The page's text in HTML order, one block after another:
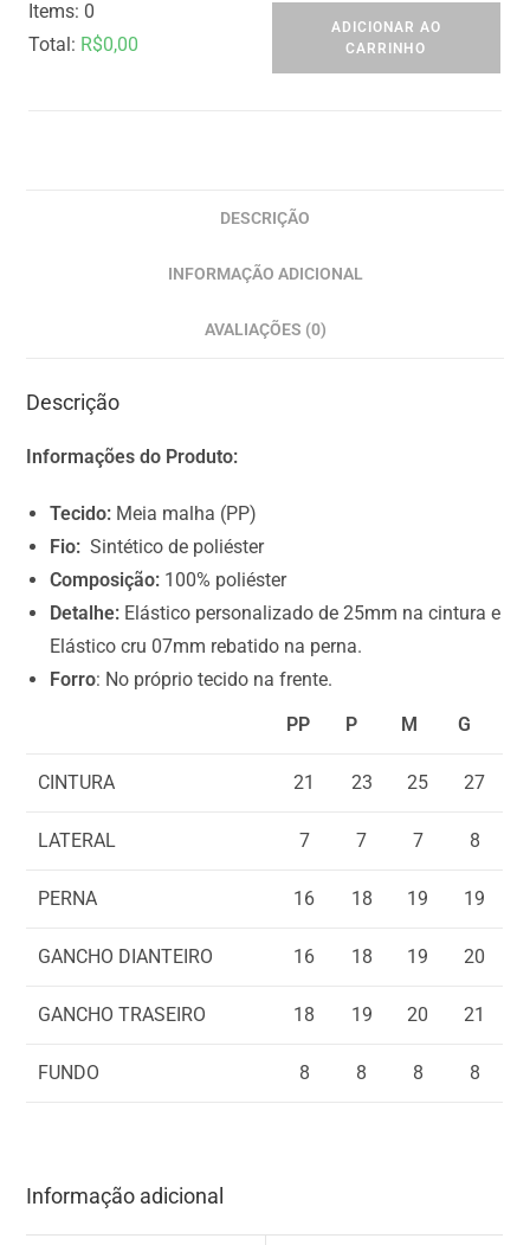
Items: 0
Total : R$0,00
r
t
a
l
i
R
ADICIONAR AO
CARRINHO
DESCRIÇÃO
INFORMAÇÃO ADICIONAL
AVALIAÇÕES (0)
Descrição
Informações do Produto:
Tecido: Meia malha (PP)
Fio: Sintético de poliéster
Composição: 100% poliéster
Detalhe: Elástico personalizado de 25mm na cintura e
Elástico cru 07mm rebatido na perna.
Forro: No próprio tecido na frente.
PP
P M G
CINTURA 21 23 25 27
LATERAL 7 7 7 8
PERNA 16 18 19 19
GANCHO DIANTEIRO 16 18 19 20
GANCHO TRASEIRO 18 19 20 21
FUNDO 8 8 8 8
Informação adicional